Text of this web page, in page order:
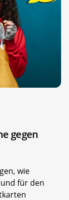
gegen
wie
für den